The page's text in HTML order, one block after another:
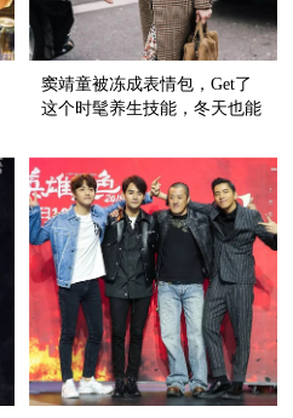
窦靖童被冻成表情包，Get了
这个时髦养生技能，冬天也能